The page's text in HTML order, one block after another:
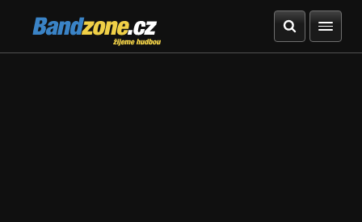
Bandzone.cz
žijeme hudbou